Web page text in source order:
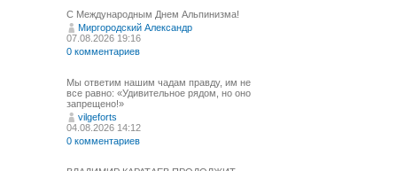
С Международным Днем Альпинизма!⁠
Миргородский Александр
07.08.2026 19:16
0 комментариев
Мы ответим нашим чадам правду, им не
все равно: «Удивительное рядом, но оно
запрещено!»
vilgeforts
04.08.2026 14:12
0 комментариев